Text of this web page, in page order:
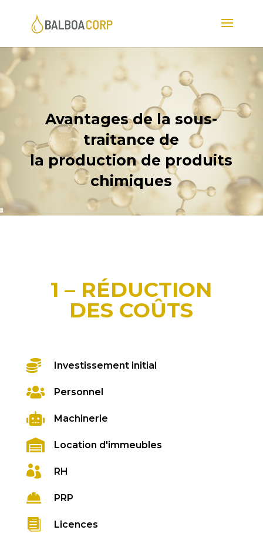
Avantages de la sous-
traitance de
la production de produits
chimiques
1 – RÉDUCTION
DES COÛTS
 Investissement initial
 Personnel
 Machinerie
 Location d'immeubles
 RH
 PRP
 Licences